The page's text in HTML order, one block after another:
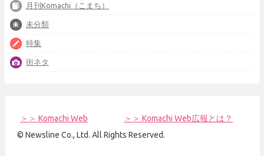
月刊Komachi（こまち）
未分類
特集
街ネタ
＞＞ Komachi Web
＞＞ Komachi Web広報とは？
© Newsline Co., Ltd. All Rights Reserved.